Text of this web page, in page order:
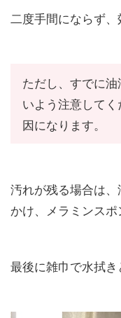
二度手間にならず、
ただし、すでに
いよう注意して
因になります。
汚れが残る場合は
かけ、メラミンスポ
最後に雑巾で水拭き